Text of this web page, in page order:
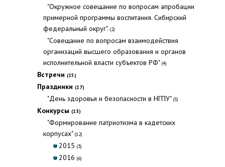
"Окружное совещание по вопросам апробации
примерной программы воспитания. Сибирский
федеральный округ". (2)
"Совещание по вопросам взаимодействия
организаций высшего образования и органов
исполнительной власти субъектов РФ" (4)
Встречи (15)
Праздники (17)
"День здоровья и безопасности в НГПУ" (5)
Конкурсы (13)
"Формирование патриотизма в кадетских
корпусах" (12)
2015 (3)
2016 (6)